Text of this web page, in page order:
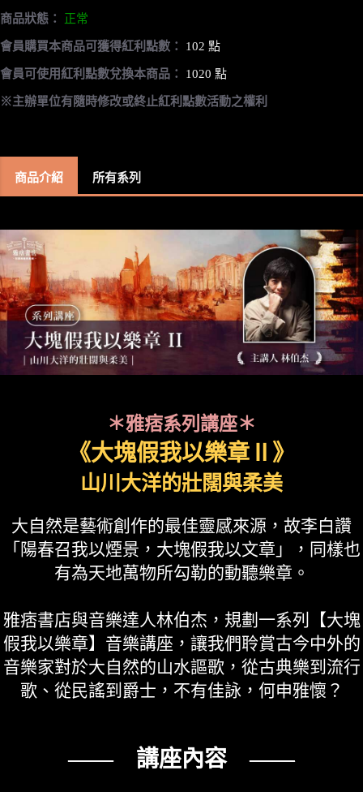
商品狀態： 正常
會員購買本商品可獲得紅利點數： 102 點
會員可使用紅利點數兌換本商品： 1020 點
※主辦單位有隨時修改或終止紅利點數活動之權利
商品介紹 所有系列
＊雅痞系列講座＊
《大塊假我以樂章Ⅱ》
山川大洋的壯闊與柔美
大自然是藝術創作的最佳靈感來源，故李白讚
「陽春召我以煙景，大塊假我以文章」，同樣也
有為天地萬物所勾勒的動聽樂章。
雅痞書店與音樂達人林伯杰，規劃一系列【大塊
假我以樂章】音樂講座，讓我們聆賞古今中外的
音樂家對於大自然的山水謳歌，從古典樂到流行
歌、從民謠到爵士，不有佳詠，何申雅懷？
—— 講座內容 ——